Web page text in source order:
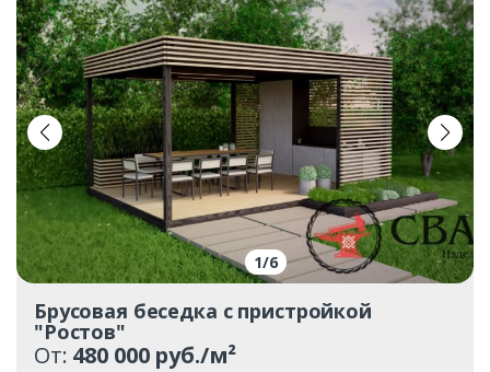
1/6
Брусовая беседка с пристройкой
"Ростов"
От: 480 000 руб./м²